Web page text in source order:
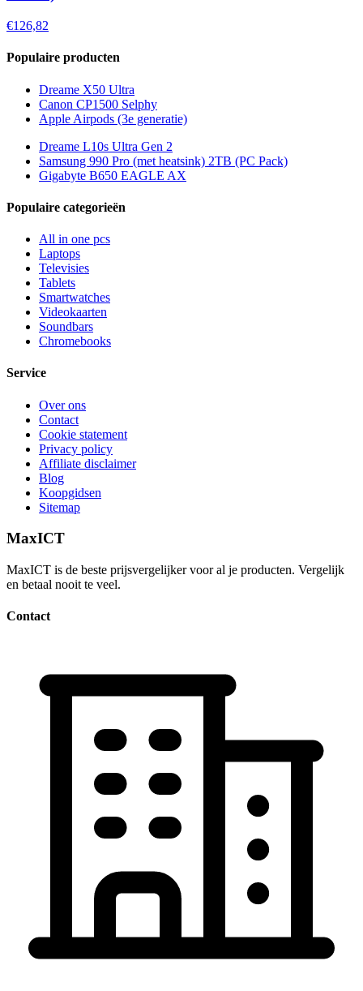
€126,82
Populaire producten
Dreame X50 Ultra
Canon CP1500 Selphy
Apple Airpods (3e generatie)
Dreame L10s Ultra Gen 2
Samsung 990 Pro (met heatsink) 2TB (PC Pack)
Gigabyte B650 EAGLE AX
Populaire categorieën
All in one pcs
Laptops
Televisies
Tablets
Smartwatches
Videokaarten
Soundbars
Chromebooks
Service
Over ons
Contact
Cookie statement
Privacy policy
Affiliate disclaimer
Blog
Koopgidsen
Sitemap
MaxICT
MaxICT is de beste prijsvergelijker voor al je producten. Vergelijk
en betaal nooit te veel.
Contact